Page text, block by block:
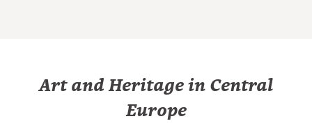
Art and Heritage in Central
Europe